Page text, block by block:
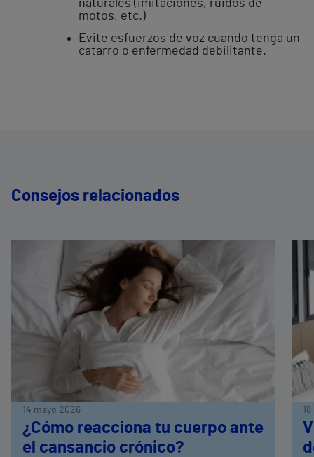
naturales (imitaciones, ruidos de
motos, etc.)
Evite esfuerzos de voz cuando tenga un
catarro o enfermedad debilitante.
Consejos relacionados
14 mayo 2026
¿Cómo reacciona tu cuerpo ante
el cansancio crónico?